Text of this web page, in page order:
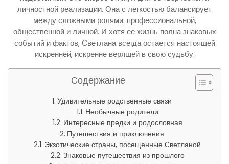
личностной реализации. Она с легкостью балансирует
между сложными ролями: профессиональной,
общественной и личной. И хотя ее жизнь полна знаковых
событий и фактов, Светлана всегда остается настоящей
искренней, искренне верящей в свою судьбу.
Содержание
Удивительные родственные связи
Необычные родители
Интересные предки и родословная
Путешествия и приключения
Экзотические страны, посещенные Светланой
Знаковые путешествия из прошлого